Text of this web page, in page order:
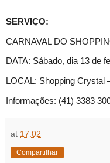
SERVIÇO:
CARNAVAL DO
DATA: Sábado, dia 13 de
LOCAL: Shopping Crystal
Informações: (41) 3383
at 17:02
Compartilhar